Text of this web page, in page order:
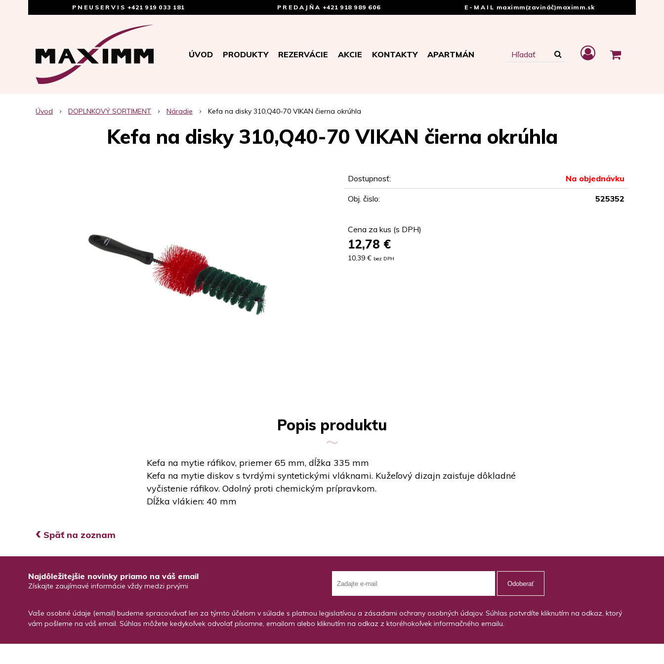
PNEUSERVIS +421 919 033 181 PREDAJŇA +421 918 989 606 E-MAIL maximm(zavináč)maximm.sk
ÚVOD PRODUKTY REZERVÁCIE AKCIE KONTAKTY APARTMÁN
Úvod DOPLNKOVÝ SORTIMENT Náradie Kefa na disky 310,Q40-70 VIKAN čierna okrúhla
Kefa na disky 310,Q40-70 VIKAN čierna okrúhla
Dostupnosť: Na objednávku
Obj. čislo: 525352
Cena za kus (s DPH)
12,78 €
10,39 € bez DPH
Popis produktu
Kefa na mytie ráfikov, priemer 65 mm, dĺžka 335 mm
Kefa na mytie diskov s tvrdými syntetickými vláknami. Kužeľový dizajn zaisťuje dôkladné
vyčistenie ráfikov. Odolný proti chemickým prípravkom.
Dĺžka vlákien: 40 mm
‹ Späť na zoznam
Najdôležitejšie novinky priamo na váš email
Získajte zaujímavé informácie vždy medzi prvými Odoberať
Vaše osobné údaje (email) budeme spracovávať len za týmto účelom v súlade s platnou legislatívou a zásadami ochrany osobných údajov. Súhlas potvrdíte kliknutím na odkaz, ktorý
vám pošleme na váš email. Súhlas môžete kedykoľvek odvolať písomne, emailom alebo kliknutím na odkaz z ktoréhokoľvek informačného emailu.